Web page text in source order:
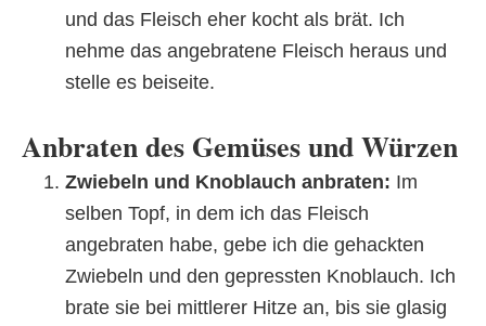
und das Fleisch eher kocht als brät. Ich
nehme das angebratene Fleisch heraus und
stelle es beiseite.
Anbraten des Gemüses und Würzen
Zwiebeln und Knoblauch anbraten: Im
selben Topf, in dem ich das Fleisch
angebraten habe, gebe ich die gehackten
Zwiebeln und den gepressten Knoblauch. Ich
brate sie bei mittlerer Hitze an, bis sie glasig